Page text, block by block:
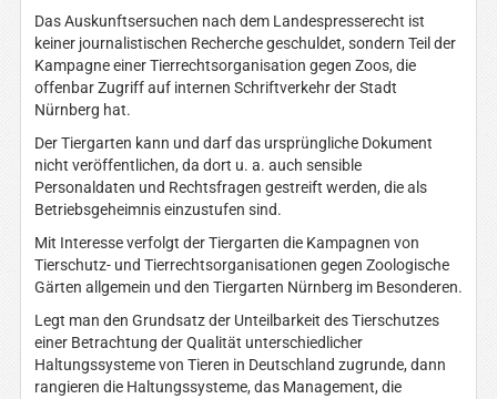
Das Auskunftsersuchen nach dem Landespresserecht ist
keiner journalistischen Recherche geschuldet, sondern Teil der
Kampagne einer Tierrechtsorganisation gegen Zoos, die
offenbar Zugriff auf internen Schriftverkehr der Stadt
Nürnberg hat.
Der Tiergarten kann und darf das ursprüngliche Dokument
nicht veröffentlichen, da dort u. a. auch sensible
Personaldaten und Rechtsfragen gestreift werden, die als
Betriebsgeheimnis einzustufen sind.
Mit Interesse verfolgt der Tiergarten die Kampagnen von
Tierschutz- und Tierrechtsorganisationen gegen Zoologische
Gärten allgemein und den Tiergarten Nürnberg im Besonderen.
Legt man den Grundsatz der Unteilbarkeit des Tierschutzes
einer Betrachtung der Qualität unterschiedlicher
Haltungssysteme von Tieren in Deutschland zugrunde, dann
rangieren die Haltungssysteme, das Management, die